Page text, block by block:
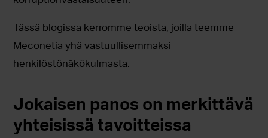
Tässä blogissa kerromme teoista, joilla teemme
Meconetia yhä vastuullisemmaksi
henkilöstönäkökulmasta.
Jokaisen panos on merkittävä
yhteisissä tavoitteissa